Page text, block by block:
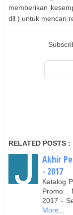
memberikan
dll ) untuk mencari
RELATED POSTS :
Akhir
- 2017
Katalog
Promo
2017 -
More...